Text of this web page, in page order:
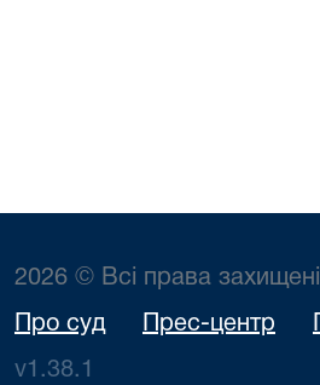
2026 © Всі права захищені
Про суд Прес-центр
v1.38.1